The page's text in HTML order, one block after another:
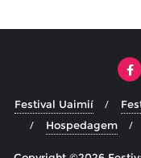
Festival Uaimií
Hospedagem